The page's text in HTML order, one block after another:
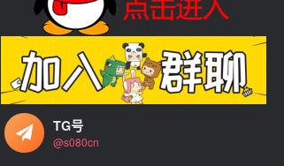
TG号
@s080cn